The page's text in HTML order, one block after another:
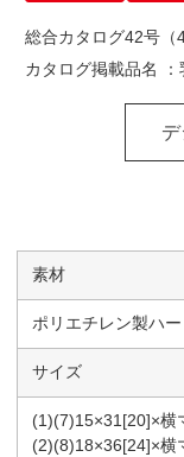
総合カタログ42号（
カタログ掲載品名
素材
ポリエチレン製ハ
サイズ
(1)(7)15×31[20]×横
(2)(8)18×36[24]×横